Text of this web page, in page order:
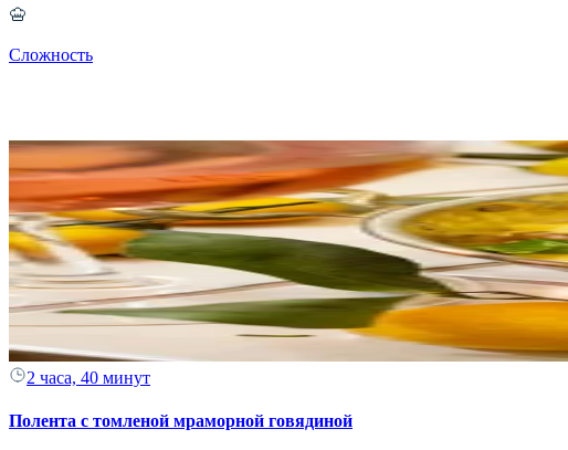
Сложность
2 часа, 40 минут
Полента с томленой мраморной говядиной